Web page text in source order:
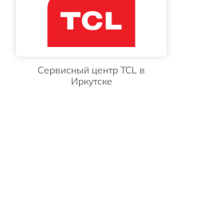
Сервисный центр TCL в
Иркутске